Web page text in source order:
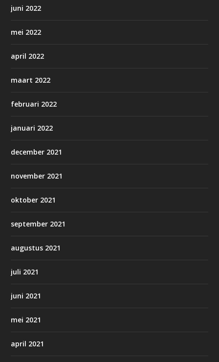
juni 2022
mei 2022
april 2022
maart 2022
februari 2022
januari 2022
december 2021
november 2021
oktober 2021
september 2021
augustus 2021
juli 2021
juni 2021
mei 2021
april 2021